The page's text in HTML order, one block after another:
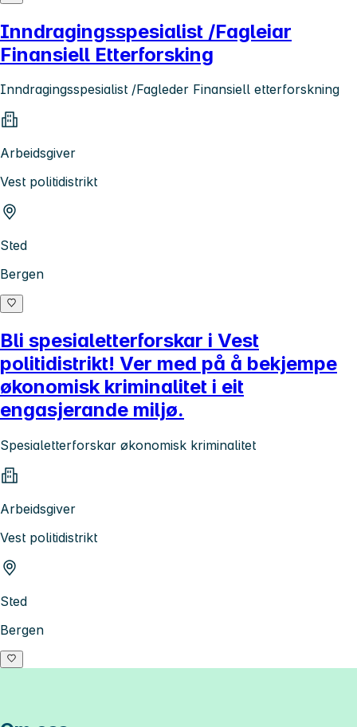
Inndragingsspesialist /Fagleiar
Finansiell Etterforsking
Inndragingsspesialist /Fagleder Finansiell etterforskning
Arbeidsgiver
Vest politidistrikt
Sted
Bergen
Bli spesialetterforskar i Vest
politidistrikt! Ver med på å bekjempe
økonomisk kriminalitet i eit
engasjerande miljø.
Spesialetterforskar økonomisk kriminalitet
Arbeidsgiver
Vest politidistrikt
Sted
Bergen